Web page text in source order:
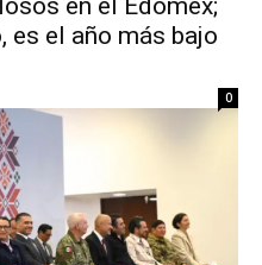
es el año más bajo
0